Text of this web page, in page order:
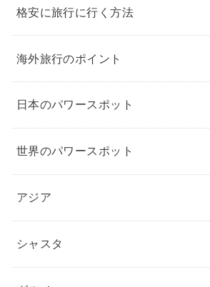
格安に旅行に行く方法
海外旅行のポイント
日本のパワースポット
世界のパワースポット
アジア
シャスタ